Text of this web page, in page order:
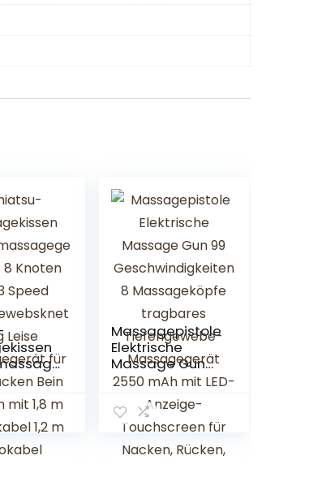
8
3
Massagepistole
Elektrische
Massage Gun
99
Geschwindigkeit
en 8
Massageköpfe
tragbares
Tiefengewebe-